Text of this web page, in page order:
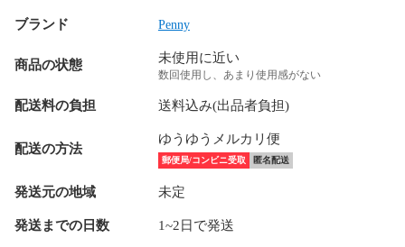
ブランド Penny
商品の状態 未使用に近い
数回使用し、あまり使用感がない
配送料の負担 送料込み(出品者負担)
配送の方法
ゆうゆうメルカリ便
郵便局/コンビニ受取 匿名配送
発送元の地域 未定
発送までの日数 1~2日で発送